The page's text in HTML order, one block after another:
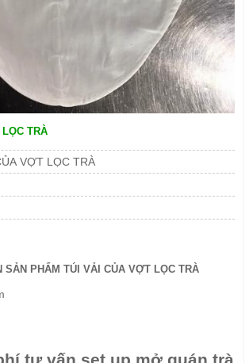
TRÀ
VỢT LỌC TRÀ
SẢN PHẨM TÚI VẢI CỦA VỢT LỌC TRÀ